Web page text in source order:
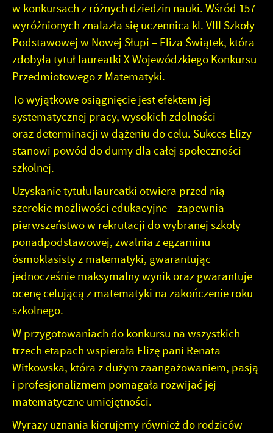
w konkursach z różnych dziedzin nauki. Wśród 157
wyróżnionych znalazła się uczennica kl. VIII Szkoły
Podstawowej w Nowej Słupi – Eliza Świątek, która
zdobyła tytuł laureatki X Wojewódzkiego Konkursu
Przedmiotowego z Matematyki.
To wyjątkowe osiągnięcie jest efektem jej
systematycznej pracy, wysokich zdolności
oraz determinacji w dążeniu do celu. Sukces Elizy
stanowi powód do dumy dla całej społeczności
szkolnej.
Uzyskanie tytułu laureatki otwiera przed nią
szerokie możliwości edukacyjne – zapewnia
pierwszeństwo w rekrutacji do wybranej szkoły
ponadpodstawowej, zwalnia z egzaminu
ósmoklasisty z matematyki, gwarantując
jednocześnie maksymalny wynik oraz gwarantuje
ocenę celującą z matematyki na zakończenie roku
szkolnego.
W przygotowaniach do konkursu na wszystkich
trzech etapach wspierała Elizę pani Renata
Witkowska, która z dużym zaangażowaniem, pasją
i profesjonalizmem pomagała rozwijać jej
matematyczne umiejętności.
Wyrazy uznania kierujemy również do rodziców